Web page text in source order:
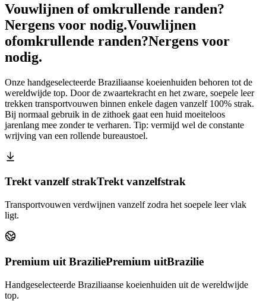
Vouwlijnen of omkrullende randen?
Nergens voor nodig.Vouwlijnen
ofomkrullende randen?Nergens voor
nodig.
Onze handgeselecteerde Braziliaanse koeienhuiden behoren tot de
wereldwijde top. Door de zwaartekracht en het zware, soepele leer
trekken transportvouwen binnen enkele dagen vanzelf 100% strak.
Bij normaal gebruik in de zithoek gaat een huid moeiteloos
jarenlang mee zonder te verharen. Tip: vermijd wel de constante
wrijving van een rollende bureaustoel.
Trekt vanzelf strakTrekt vanzelfstrak
Transportvouwen verdwijnen vanzelf zodra het soepele leer vlak
ligt.
Premium uit BraziliePremium uitBrazilie
Handgeselecteerde Braziliaanse koeienhuiden uit de wereldwijde
top.